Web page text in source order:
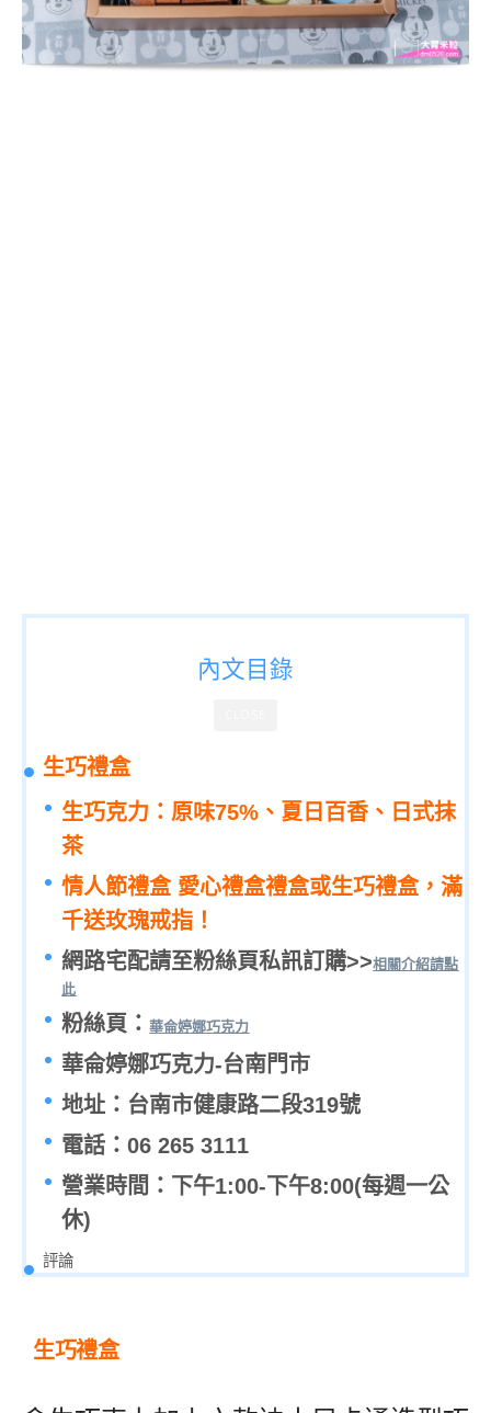
內文目錄
生巧禮盒
生巧克力：原味75%、夏日百香、日式抹
茶
情人節禮盒 愛心禮盒禮盒或生巧禮盒，滿
千送玫瑰戒指！
網路宅配請至粉絲頁私訊訂購>>相關介紹請點
此
粉絲頁：華侖婷娜巧克力
華侖婷娜巧克力-台南門市
地址：台南市健康路二段319號
電話：06 265 3111
營業時間：下午1:00-下午8:00(每週一公
休)
評論
生巧禮盒